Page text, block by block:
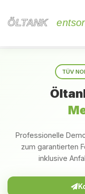
ÖLTANK
ÖLTANK
TÜV
Professionelle
zum garantierten
inklusive